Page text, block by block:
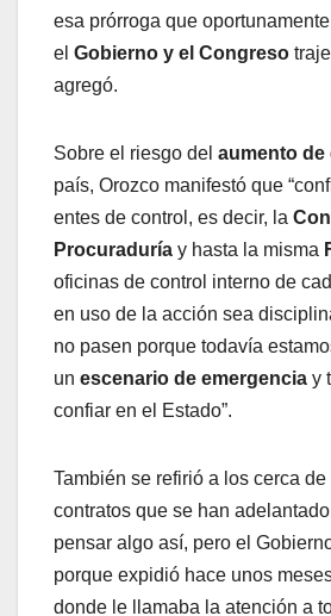
esa prórroga que oportunamente
el Gobierno y el Congreso
agregó.
Sobre el riesgo del aumento
país, Orozco manifestó que
entes de control, es decir, la
Procuraduría y hasta la misma
oficinas de control interno de
en uso de la acción sea
no pasen porque todavía
un escenario de emergencia y
confiar en el Estado”.
También se refirió a los cerca
contratos que se han
pensar algo así, pero el
porque expidió hace unos
donde le llamaba la atención a